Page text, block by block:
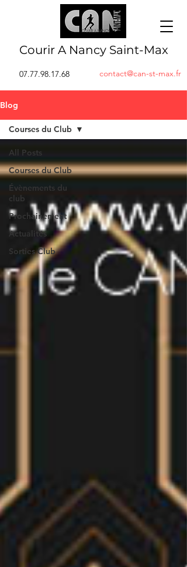
Courir A Nancy Saint-Max
07.77.98.17.68 contact@can-st-max.fr
Blog
All Posts
Courses du Club
Évènements du
club
Prochainement
Actualités
Sorties Club
Courses du Club